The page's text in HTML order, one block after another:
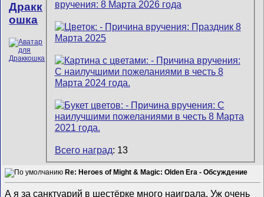
Дракк
ошка
Всего наград: 13
Re: Heroes of Might & Magic: Olden Era - Обсуждение
А я за санктуарий в шестёрке много наиграла. Уж очень